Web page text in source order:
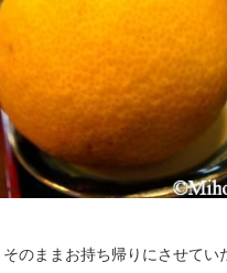
のままお持ち帰りにさせてい